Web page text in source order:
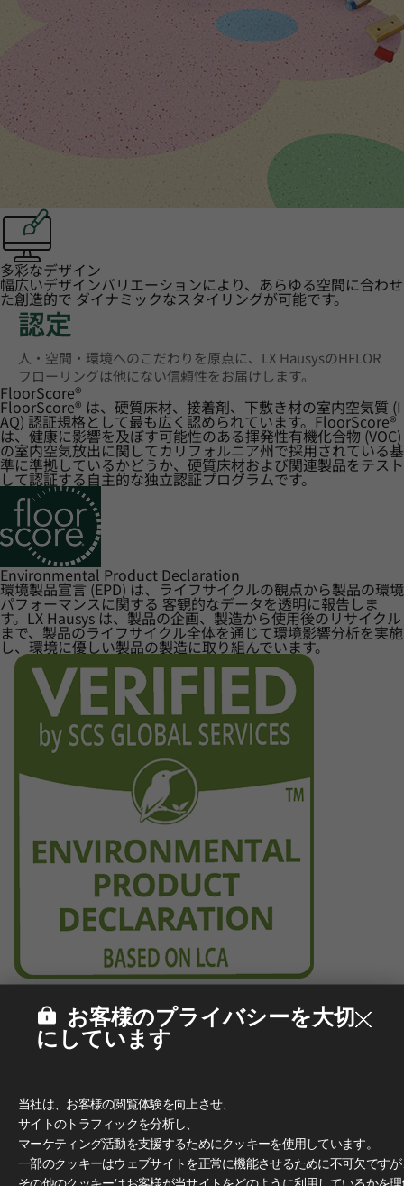
多彩なデザイン
幅広いデザインバリエーションにより、あらゆる空間に合わせ
た創造的で ダイナミックなスタイリングが可能です。
認定
人・空間・環境へのこだわりを原点に、LX HausysのHFLOR
フローリングは他にない信頼性をお届けします。
FloorScore®
FloorScore® は、硬質床材、接着剤、下敷き材の室内空気質 (I
AQ) 認証規格として最も広く認められています。FloorScore®
は、健康に影響を及ぼす可能性のある揮発性有機化合物 (VOC)
の室内空気放出に関してカリフォルニア州で採用されている基
準に準拠しているかどうか、硬質床材および関連製品をテスト
して認証する自主的な独立認証プログラムです。
Environmental Product Declaration
環境製品宣言 (EPD) は、ライフサイクルの観点から製品の環境
パフォーマンスに関する 客観的なデータを透明に報告しま
す。LX Hausys は、製品の企画、製造から使用後のリサイクル
まで、製品のライフサイクル全体を通じて環境影響分析を実施
し、環境に優しい製品の製造に取り組んでいます。
お客様のプライバシーを大切
にしています
当社は、お客様の閲覧体験を向上させ、
サイトのトラフィックを分析し、
マーケティング活動を支援するためにクッキーを使用しています。
一部のクッキーはウェブサイトを正常に機能させるために不可欠です
その他のクッキーはお客様が当サイトをどのように利用しているかを